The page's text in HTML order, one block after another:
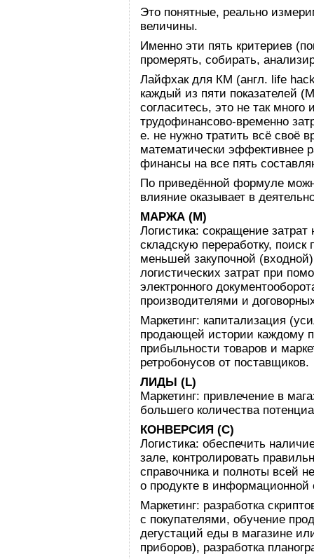
Это понятные, реально
величины.
Именно эти пять критериев
промерять, собирать,
Лайфхак для КМ (англ. life
каждый из пяти показателей
согласитесь, это не так
трудофинансово-временно
е. не нужно тратить всё своё
математически эффективнее
финансы на все пять
По приведённой формуле
влияние оказывает в
МАРЖА (М)
Логистика: сокращение
складскую переработку,
меньшей закупочной
логистических затрат при
электронного
производителями и
Маркетинг: капитализация
продающей истории каждому
прибыльности товаров и
ретробонусов от поставщиков.
ЛИДЫ (L)
Маркетинг: привлечение в
большего количества
КОНВЕРСИЯ (С)
Логистика: обеспечить
зале, контролировать
справочника и полноты всей
о продукте в информационной
Маркетинг: разработка
с покупателями, обучение
дегустаций еды в магазине
приборов), разработка